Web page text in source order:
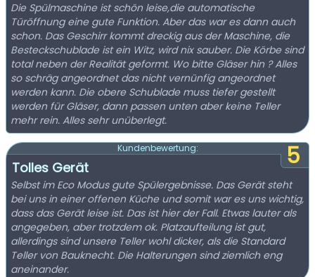
Die Spülmaschine ist schön leise,die automatische
Türöffnung eine gute Funktion. Aber das war es dann auch
schon. Das Geschirr kommt dreckig aus der Maschine, die
Besteckschublade ist ein Witz, wird nix sauber. Die Körbe sind
total neben der Realität geformt. Wo bitte Gläser hin ? Alles
so schräg angeordnet das nicht vernünfig angeordnet
werden kann. Die obere Schublade muss tiefer gestellt
werden für Gläser, dann passen unten aber keine Teller
mehr rein. Alles sehr unüberlegt.
5
Kundenbewertung:
Tolles Gerät
Selbst im Eco Modus gute Spülergebnisse. Das Gerät steht
bei uns in einer offenen Küche und somit war es uns wichtig,
dass das Gerät leise ist. Das ist hier der Fall. Etwas lauter als
angegeben, aber trotzdem ok. Platzaufteilung ist gut,
allerdings sind unsere Teller wohl dicker, als die Standard
Teller von Bauknecht. Die Halterungen sind ziemlich eng
aneinander.